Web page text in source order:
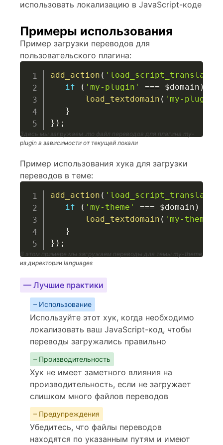
использовать локализацию в JavaScript-коде
Примеры использования
Пример загрузки переводов для
пользовательского плагина:
add_action (
if
( 'my-plugin' === $domain )
load_textdomain ( 'my-plugin'
}
} ) ;
Здесь мы загружаем .mo файл переводов для плагина my-
plugin в зависимости от текущей локали
Пример использования хука для загрузки
переводов в теме:
add_action (
if
( 'my-theme' === $domain )
load_textdomain ( 'my-theme'
}
} ) ;
В этом примере мы загружаем переводы для темы my-theme
из директории languages
— Лучшие практики
– Использование
Используйте этот хук, когда необходимо
локализовать ваш JavaScript-код, чтобы
переводы загружались правильно
– Производительность
Хук не имеет заметного влияния на
производительность, если не загружает
слишком много файлов переводов
– Предупреждения
Убедитесь, что файлы переводов
находятся по указанным путям и имеют